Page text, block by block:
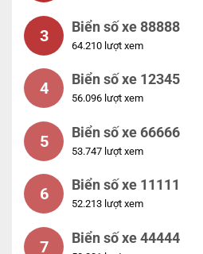
3 Biển số xe 88888
64.210 lượt xem
4 Biển số xe 12345
56.096 lượt xem
5 Biển số xe 66666
53.747 lượt xem
6 Biển số xe 11111
52.213 lượt xem
7 Biển số xe 44444